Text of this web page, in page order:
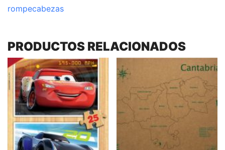
rompecabezas
PRODUCTOS RELACIONADOS